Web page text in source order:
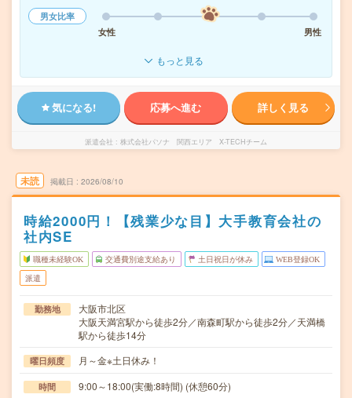
男女比率
女性
男性
もっと見る
気になる! 応募へ進む 詳しく見る
派遣会社 株式会社パソナ 関西エリア X-TECHチーム
未読 掲載日 2026/08/10
時給2000円！【残業少な目】大手教育会社の
社内SE
職種未経験OK 交通費別途支給あり 土日祝日が休み WEB登録OK
派遣
勤務地
大阪市北区
大阪天満宮駅から徒歩2分／南森町駅から徒歩2分／天満橋
駅から徒歩14分
曜日頻度 月～金※土日休み！
時間 9:00～18:00(実働:8時間) (休憩60分)